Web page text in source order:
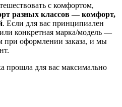
с комфортом,
разных классов — комфорт,
. Если для вас принципиален
конкретная марка/модель —
при оформлении заказа, и мы
прошла для вас максимально